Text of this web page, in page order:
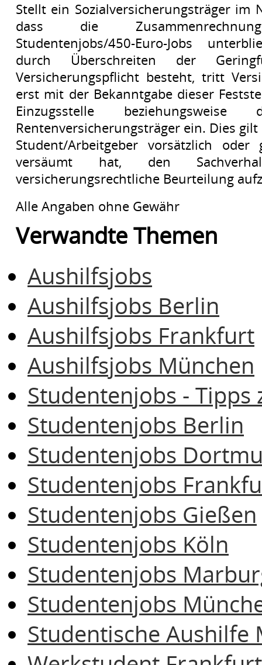
Stellt ein Sozialversicherungsträger im
dass die
Studentenjobs/450-Euro-Jobs
durch Überschreiten der
Versicherungspflicht besteht, tritt
erst mit der Bekanntgabe dieser
Einzugsstelle
Rentenversicherungsträger ein. Dies
Student/Arbeitgeber vorsätzlich oder
versäumt hat, den
versicherungsrechtliche Beurteilung
Alle Angaben ohne Gewähr
Verwandte Themen
Aushilfsjobs
Aushilfsjobs Berlin
Aushilfsjobs Frankfurt
Aushilfsjobs München
Studentenjobs - Tipps
Studentenjobs Berlin
Studentenjobs
Studentenjobs
Studentenjobs Gießen
Studentenjobs Köln
Studentenjobs
Studentenjobs
Studentische Aushilfe